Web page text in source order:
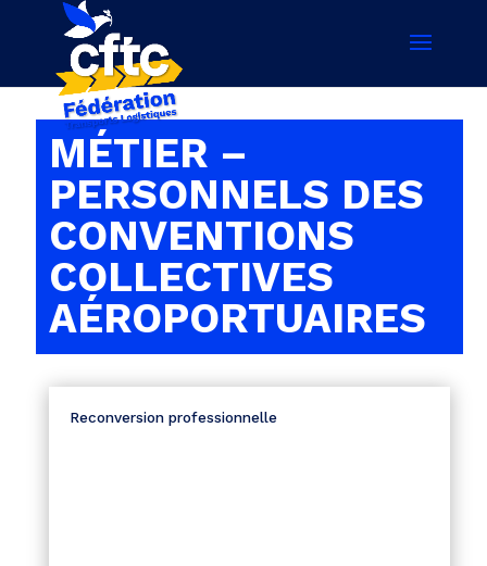
MÉTIER –
PERSONNELS DES
CONVENTIONS
COLLECTIVES
AÉROPORTUAIRES
Reconversion professionnelle